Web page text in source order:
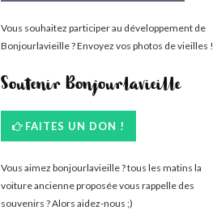
Vous souhaitez participer au développement de
Bonjourlavieille ? Envoyez vos photos de vieilles !
Soutenir Bonjourlavieille
FAITES UN DON !
Vous aimez bonjourlavieille ? tous les matins la
voiture ancienne proposée vous rappelle des
souvenirs ? Alors aidez-nous ;)